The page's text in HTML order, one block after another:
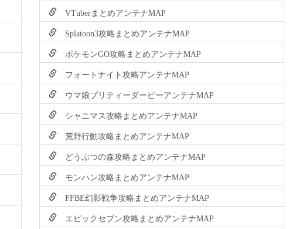
VTuberまとめアンテナMAP
Splatoon3攻略まとめアンテナMAP
ポケモンGO攻略まとめアンテナMAP
フォートナイト攻略アンテナMAP
ウマ娘プリティーダービーアンテナMAP
シャニマス攻略まとめアンテナMAP
荒野行動攻略まとめアンテナMAP
どうぶつの森攻略まとめアンテナMAP
モンハン攻略まとめアンテナMAP
FFBE幻影戦争攻略まとめアンテナMAP
エピックセブン攻略まとめアンテナMAP